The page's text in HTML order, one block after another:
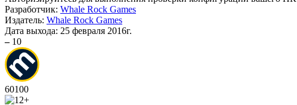
Разработчик: Whale Rock Games
Издатель: Whale Rock Games
Дата выхода: 25 февраля 2016г.
– 10
60100